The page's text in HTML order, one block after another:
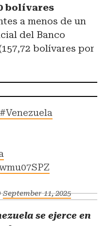
bolívares
a menos de un
del Banco
bolívares por
#Venezuela
September 11, 2025
se ejerce en